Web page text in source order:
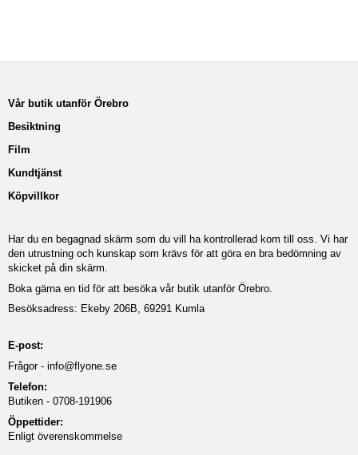
Vår butik utanför Örebro
Besiktning
Film
Kundtjänst
Köpvillkor
Har du en begagnad skärm som du vill ha kontrollerad kom till oss. Vi har
den utrustning och kunskap som krävs för att göra en bra bedömning av
skicket på din skärm.
Boka gärna en tid för att besöka vår butik utanför Örebro.
Besöksadress: Ekeby 206B, 69291 Kumla
E-post:
Frågor - info@flyone.se
Telefon:
Butiken - 0708-191906
Öppettider:
Enligt överenskommelse